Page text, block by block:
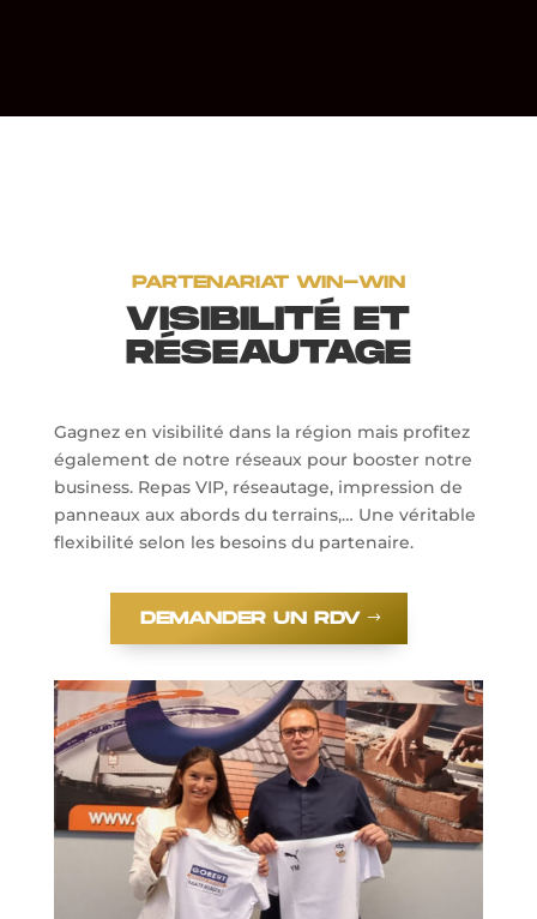
PARTENARIAT WIN-WIN
VISIBILITÉ ET
RÉSEAUTAGE
Gagnez en visibilité dans la région mais profitez
également de notre réseaux pour booster notre
business. Repas VIP, réseautage, impression de
panneaux aux abords du terrains,… Une véritable
flexibilité selon les besoins du partenaire.
DEMANDER UN RDV